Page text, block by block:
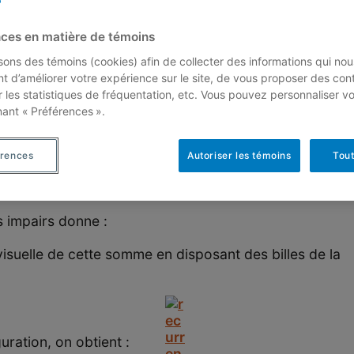
méthode de preuve qui s’appelle preuve par
récurrence est un outil très puissant que l’on
relatives aux nombres entiers positifs.
suivantes :
impairs donne :
de cette somme en disposant des billes de la
on obtient :
en matière de témoins
des témoins (cookies) afin de collecter des informations qui
d’améliorer votre expérience sur le site, de vous proposer des
les statistiques de fréquentation, etc. Vous pouvez personnaliser
« Préférences ».
Autoriser les témoins